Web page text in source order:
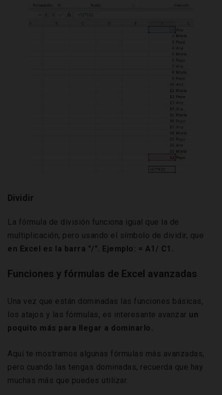
Dividir
La fórmula de división funciona igual que la de
multiplicación, pero usando el símbolo de dividir, que
en Excel es la barra "/". Ejemplo: = A1/ C1.
Funciones y fórmulas de Excel avanzadas
Una vez que están dominadas las funciones básicas,
los atajos y las fórmulas, es interesante avanzar un
poquito más para llegar a dominarlo.
Aquí te mostramos algunas fórmulas más avanzadas,
pero cuando las tengas dominadas, recuerda que hay
muchas más que puedes utilizar.